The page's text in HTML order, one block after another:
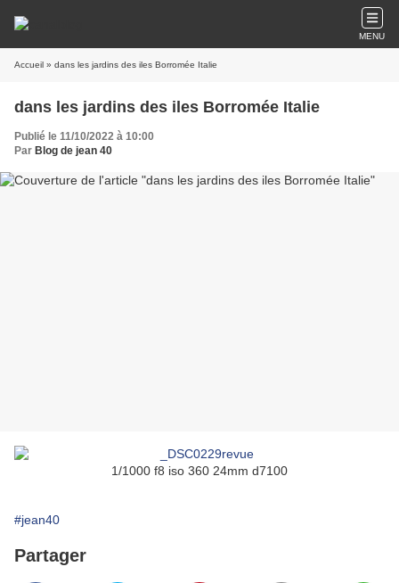
MENU
Accueil » dans les jardins des iles Borromée Italie
dans les jardins des iles Borromée Italie
Publié le 11/10/2022 à 10:00
Par Blog de jean 40
1/1000 f8 iso 360 24mm d7100
#jean40
Partager